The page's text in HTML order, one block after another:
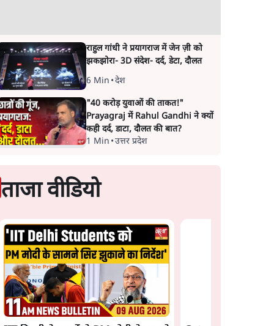
राहुल
में
भीड़
UPI नागरिकों के लिए रहेगा
मुफ्त, बड़े व्यापारियों पर लग
सकता है मामूली चार्ज: केंद्र
राहुल गांधी ने प्रयागराज में जेन ज़ी को
झकझोरा- 3D संदेश- दर्द, डेटा, दौलत
6 Min •देश
"40 करोड़ युवाओं की ताकत!"
Prayagraj में Rahul Gandhi ने क्यों
कही दर्द, डाटा, दौलत की बात?
1 Min •उत्तर प्रदेश
ताजा वीडियो